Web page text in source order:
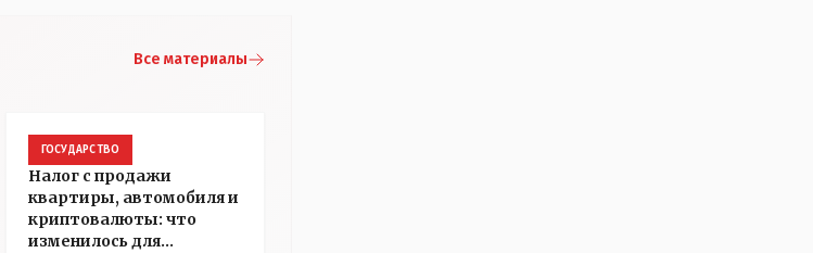
Все материалы
ГОСУДАРСТВО
Налог с продажи
квартиры, автомобиля и
криптовалюты: что
изменилось для